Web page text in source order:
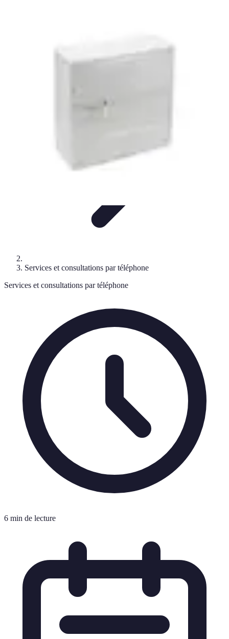
Services par Téléphone
Services et consultations par téléphone
Services et consultations par téléphone
6 min de lecture